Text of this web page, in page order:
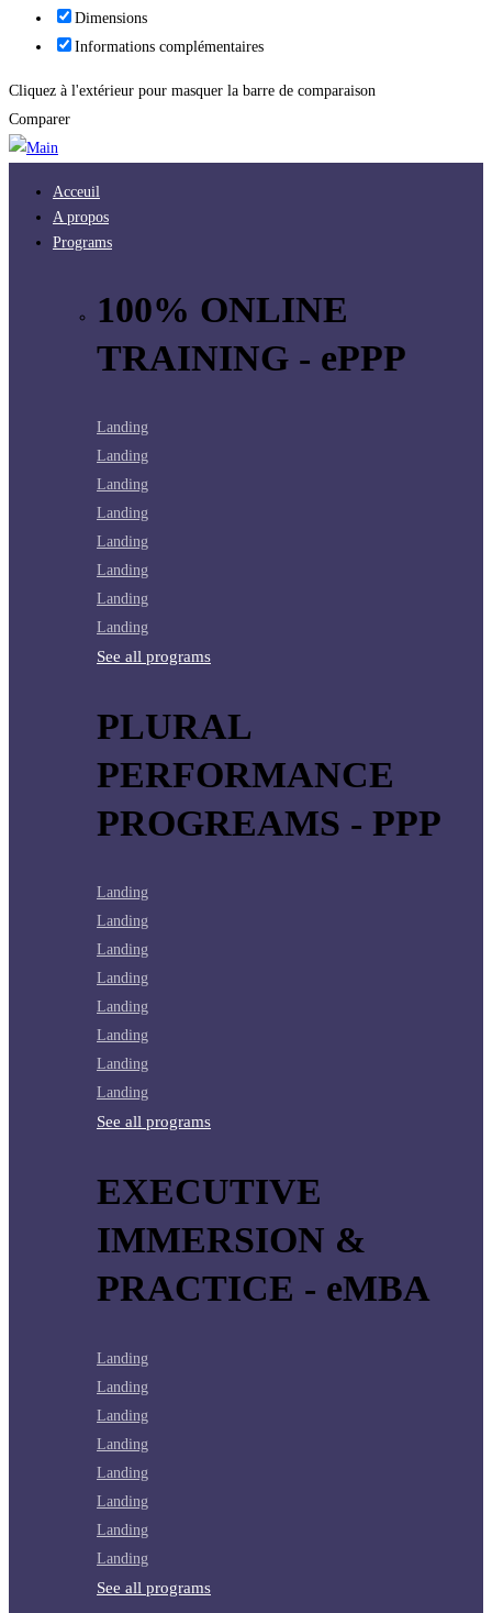
Dimensions
Informations complémentaires
Cliquez à l'extérieur pour masquer la barre de comparaison
Comparer
Acceuil
A propos
Programs
100% ONLINE
TRAINING - ePPP
Landing
Landing
Landing
Landing
Landing
Landing
Landing
Landing
See all programs
PLURAL
PERFORMANCE
PROGREAMS - PPP
Landing
Landing
Landing
Landing
Landing
Landing
Landing
Landing
See all programs
EXECUTIVE
IMMERSION &
PRACTICE - eMBA
Landing
Landing
Landing
Landing
Landing
Landing
Landing
Landing
See all programs